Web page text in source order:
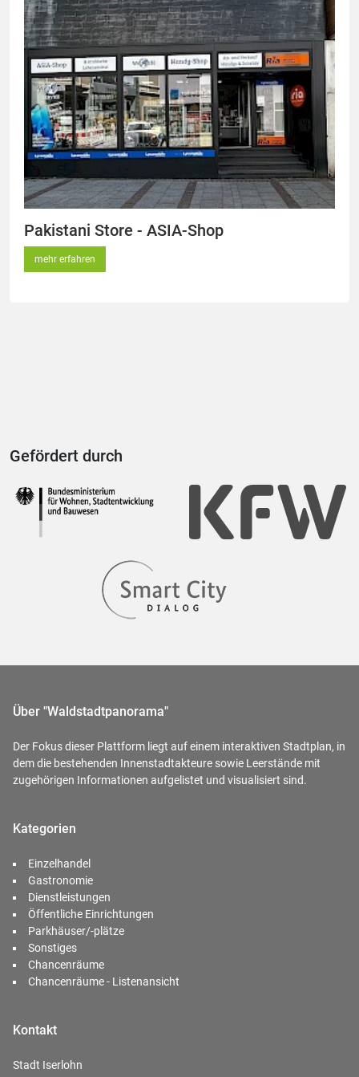
Pakistani Store - ASIA-Shop
mehr erfahren
Gefördert durch
Über "Waldstadtpanorama"
Der Fokus dieser Plattform liegt auf einem interaktiven Stadtplan, in
dem die bestehenden Innenstadtakteure sowie Leerstände mit
zugehörigen Informationen aufgelistet und visualisiert sind.
Kategorien
Einzelhandel
Gastronomie
Dienstleistungen
Öffentliche Einrichtungen
Parkhäuser/-plätze
Sonstiges
Chancenräume
Chancenräume - Listenansicht
Kontakt
Stadt Iserlohn